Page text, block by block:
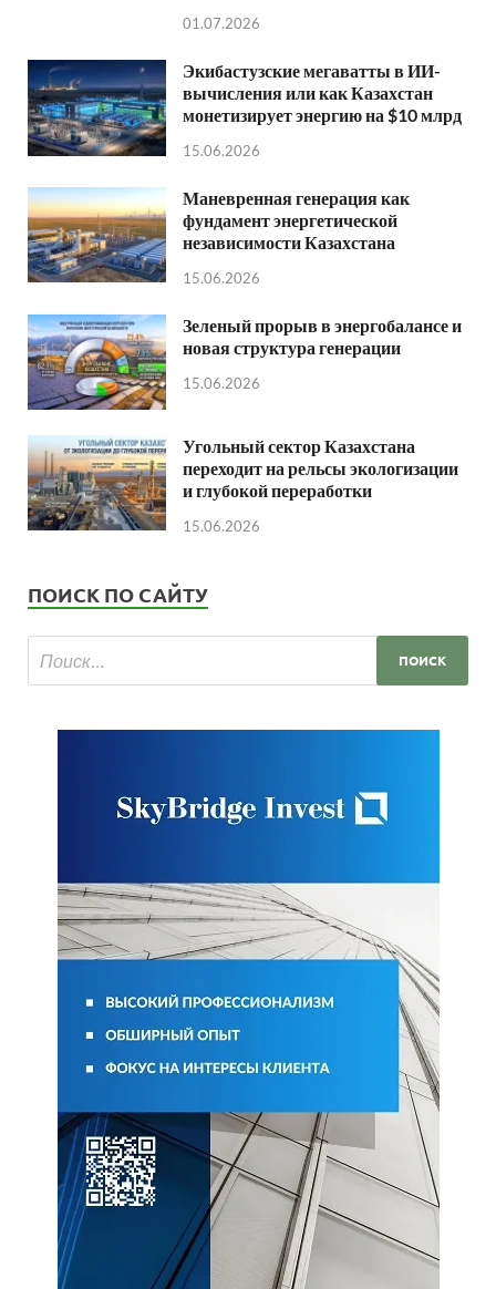
01.07.2026
Экибастузские мегаватты в ИИ-
вычисления или как Казахстан
монетизирует энергию на $10 млрд
15.06.2026
Маневренная генерация как
фундамент энергетической
независимости Казахстана
15.06.2026
Зеленый прорыв в энергобалансе и
новая структура генерации
15.06.2026
Угольный сектор Казахстана
переходит на рельсы экологизации
и глубокой переработки
15.06.2026
ПОИСК ПО САЙТУ